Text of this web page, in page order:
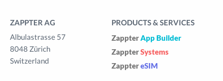
ZAPPTER AG
Albulastrasse 57
8048 Zürich
Switzerland
PRODUCTS & SERVICES
ZappterApp Builder
ZappterSystems
ZapptereSIM